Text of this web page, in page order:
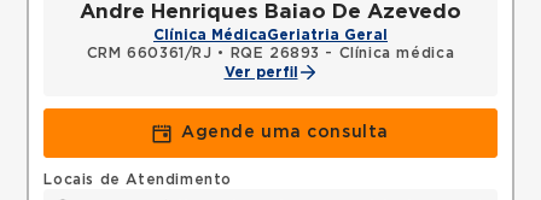
Andre Henriques Baiao De Azevedo
Clínica MédicaGeriatria Geral
CRM 660361/RJ •
RQE 26893 - Clínica médica
Ver perfil
Agende uma consulta
Locais de Atendimento